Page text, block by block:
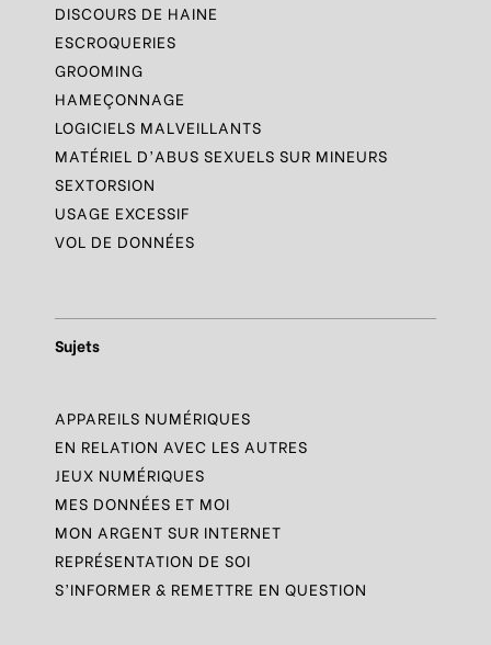
DISCOURS DE HAINE
ESCROQUERIES
GROOMING
HAMEÇONNAGE
LOGICIELS MALVEILLANTS
MATÉRIEL D’ABUS SEXUELS SUR MINEURS
SEXTORSION
USAGE EXCESSIF
VOL DE DONNÉES
Sujets
APPAREILS NUMÉRIQUES
EN RELATION AVEC LES AUTRES
JEUX NUMÉRIQUES
MES DONNÉES ET MOI
MON ARGENT SUR INTERNET
REPRÉSENTATION DE SOI
S’INFORMER & REMETTRE EN QUESTION